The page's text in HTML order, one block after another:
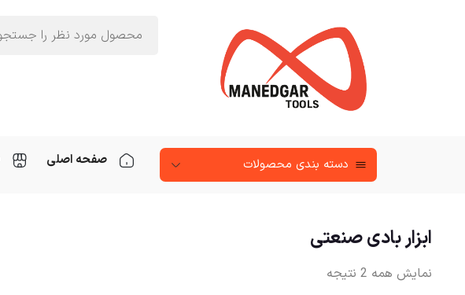
دسته‌ بندی محصولات صفحه اصلی
ابزار بادی صنعتی
نمایش همه 2 نتیجه